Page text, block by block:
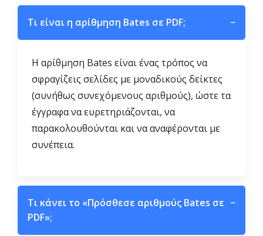
Τι είναι η αρίθμηση Bates σε PDF; −
Η αρίθμηση Bates είναι ένας τρόπος να
σφραγίζεις σελίδες με μοναδικούς δείκτες
(συνήθως συνεχόμενους αριθμούς), ώστε τα
έγγραφα να ευρετηριάζονται, να
παρακολουθούνται και να αναφέρονται με
συνέπεια.
Τι κάνει το «Πρόσθεσε αριθμούς Bates σε
PDF»;
−